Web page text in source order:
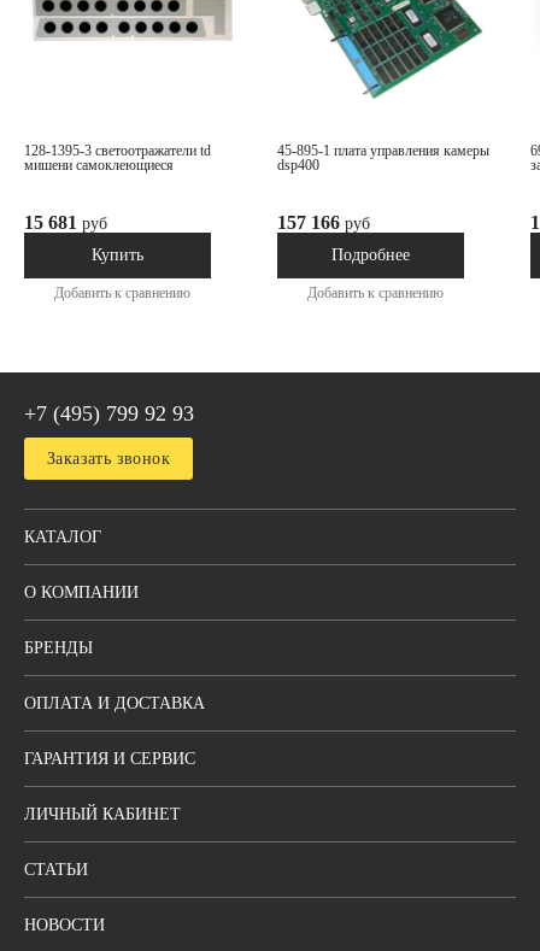
128-1395-3 светоотражатели td
мишени самоклеющиеся
15 681 руб
В наличииКупить
Добавить к сравнению
45-895-1 плата управления камеры
dsp400
157 166 руб
Под заказ
Подробнее
Добавить к сравнению
69-1063-1 крышка камеры dsp600
+7 (495) 799 92 93
Заказать звонок
КАТАЛОГ
О КОМПАНИИ
БРЕНДЫ
ОПЛАТА И ДОСТАВКА
ГАРАНТИЯ И СЕРВИС
ЛИЧНЫЙ КАБИНЕТ
СТАТЬИ
НОВОСТИ